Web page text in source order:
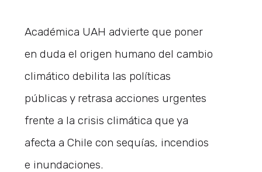
Académica UAH advierte que poner
en duda el origen humano del cambio
climático debilita las políticas
públicas y retrasa acciones urgentes
frente a la crisis climática que ya
afecta a Chile con sequías, incendios
e inundaciones.